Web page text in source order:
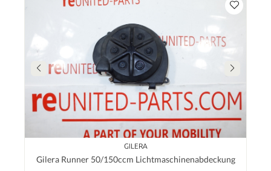
GILERA
Gilera Runner 50/150ccm Lichtmaschinenabdeckung